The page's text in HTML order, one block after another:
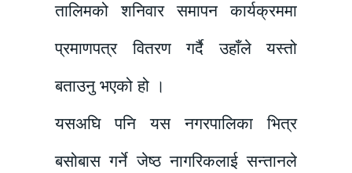
तालिमको शनिवार समापन कार्यक्रममा
प्रमाणपत्र वितरण गर्दै उहाँले यस्तो
बताउनु भएको हो ।
यसअघि पनि यस नगरपालिका भित्र
बसोबास गर्ने जेष्ठ नागरिकलाई सन्तानले